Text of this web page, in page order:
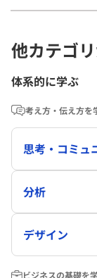
他カテゴ
体系的に学ぶ
考え方・伝え方を
思考・コミュ
分析
デザイン
ビジネスの基礎を